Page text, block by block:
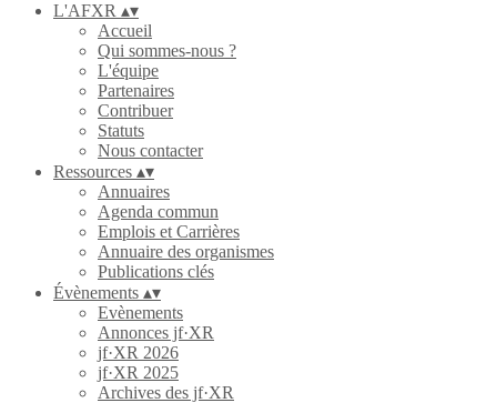
L'AFXR ▴▾
Accueil
Qui sommes-nous ?
L'équipe
Partenaires
Contribuer
Statuts
Nous contacter
Ressources ▴▾
Annuaires
Agenda commun
Emplois et Carrières
Annuaire des organismes
Publications clés
Évènements ▴▾
Evènements
Annonces jf·XR
jf·XR 2026
jf·XR 2025
Archives des jf·XR